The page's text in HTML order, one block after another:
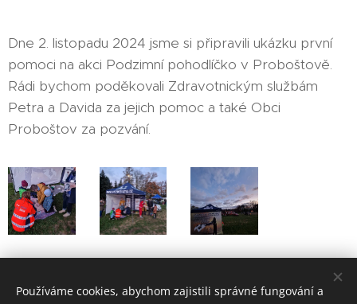
Dne 2. listopadu 2024 jsme si připravili ukázku první
pomoci na akci Podzimní pohodlíčko v Proboštově.
Rádi bychom poděkovali Zdravotnickým službám
Petra a Davida za jejich pomoc a také Obci
Proboštov za pozvání.
Share
Používáme cookies, abychom zajistili správné fungování a